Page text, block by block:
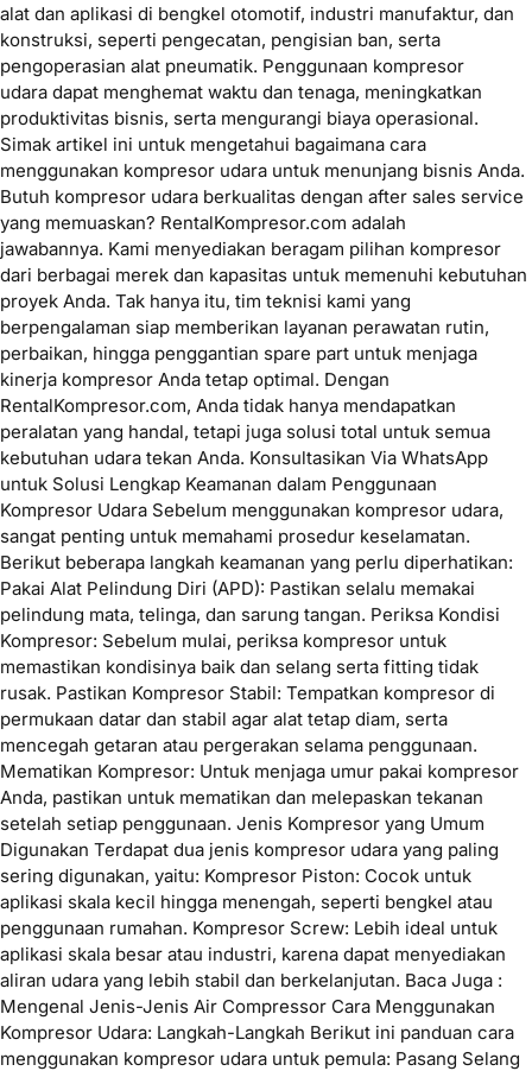
alat dan aplikasi di bengkel otomotif, industri manufaktur, dan
konstruksi, seperti pengecatan, pengisian ban, serta
pengoperasian alat pneumatik. Penggunaan kompresor
udara dapat menghemat waktu dan tenaga, meningkatkan
produktivitas bisnis, serta mengurangi biaya operasional.
Simak artikel ini untuk mengetahui bagaimana cara
menggunakan kompresor udara untuk menunjang bisnis Anda.
Butuh kompresor udara berkualitas dengan after sales service
yang memuaskan? RentalKompresor.com adalah
jawabannya. Kami menyediakan beragam pilihan kompresor
dari berbagai merek dan kapasitas untuk memenuhi kebutuhan
proyek Anda. Tak hanya itu, tim teknisi kami yang
berpengalaman siap memberikan layanan perawatan rutin,
perbaikan, hingga penggantian spare part untuk menjaga
kinerja kompresor Anda tetap optimal. Dengan
RentalKompresor.com, Anda tidak hanya mendapatkan
peralatan yang handal, tetapi juga solusi total untuk semua
kebutuhan udara tekan Anda. Konsultasikan Via WhatsApp
untuk Solusi Lengkap Keamanan dalam Penggunaan
Kompresor Udara Sebelum menggunakan kompresor udara,
sangat penting untuk memahami prosedur keselamatan.
Berikut beberapa langkah keamanan yang perlu diperhatikan:
Pakai Alat Pelindung Diri (APD): Pastikan selalu memakai
pelindung mata, telinga, dan sarung tangan. Periksa Kondisi
Kompresor: Sebelum mulai, periksa kompresor untuk
memastikan kondisinya baik dan selang serta fitting tidak
rusak. Pastikan Kompresor Stabil: Tempatkan kompresor di
permukaan datar dan stabil agar alat tetap diam, serta
mencegah getaran atau pergerakan selama penggunaan.
Mematikan Kompresor: Untuk menjaga umur pakai kompresor
Anda, pastikan untuk mematikan dan melepaskan tekanan
setelah setiap penggunaan. Jenis Kompresor yang Umum
Digunakan Terdapat dua jenis kompresor udara yang paling
sering digunakan, yaitu: Kompresor Piston: Cocok untuk
aplikasi skala kecil hingga menengah, seperti bengkel atau
penggunaan rumahan. Kompresor Screw: Lebih ideal untuk
aplikasi skala besar atau industri, karena dapat menyediakan
aliran udara yang lebih stabil dan berkelanjutan. Baca Juga :
Mengenal Jenis-Jenis Air Compressor Cara Menggunakan
Kompresor Udara: Langkah-Langkah Berikut ini panduan cara
menggunakan kompresor udara untuk pemula: Pasang Selang